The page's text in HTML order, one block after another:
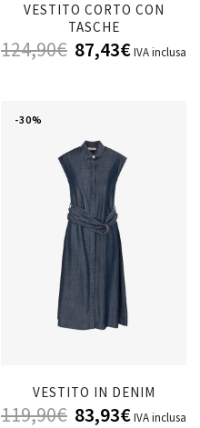
VESTITO CORTO CON
TASCHE
124,90€ 87,43€IVA inclusa
-30%
VESTITO IN DENIM
119,90€ 83,93€IVA inclusa